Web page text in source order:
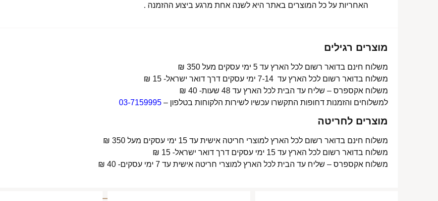
האחריות על כל המוצרים באתר היא לשנה אחת מרגע ביצוע ההזמנה .
מוצרים רגילים
משלוח חינם בדואר רשום לכל הארץ עד 5 ימי עסקים מעל 350 ₪
משלוח בדואר רשום לכל הארץ עד 7-14 ימי עסקים דרך דואר ישראל- 15 ₪
משלוח אקספרס – שליח עד הבית לכל הארץ עד 48 שעות- 40 ₪
למשלוחים והזמנות דחופות התקשרו עכשיו לשירות הלקוחות בטלפון – 03-7159995
מוצרים לחריטה
משלוח חינם בדואר רשום לכל הארץ למוצרי חריטה אישית עד 15 ימי עסקים מעל 350 ₪
משלוח בדואר רשום לכל הארץ עד 15 ימי עסקים דרך דואר ישראל- 15 ₪
משלוח אקספרס – שליח עד הבית לכל הארץ למוצרי חריטה אישית עד 7 ימי עסקים- 40 ₪